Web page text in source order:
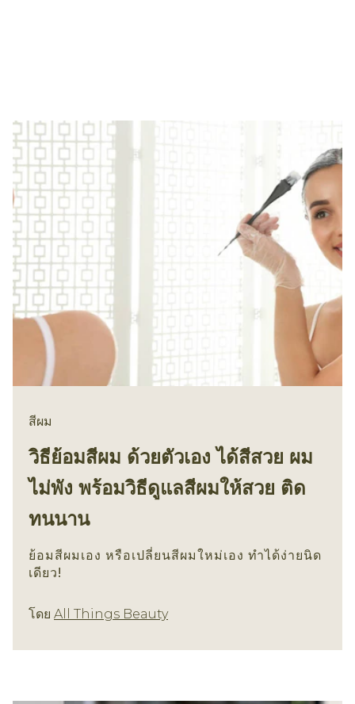
สีผม
วิธีย้อมสีผม ด้วยตัวเอง ได้สีสวย ผม
ไม่พัง พร้อมวิธีดูแลสีผมให้สวย ติด
ทนนาน
ย้อมสีผมเอง หรือเปลี่ยนสีผมใหม่เอง ทำได้ง่ายนิด
เดียว!
โดย All Things Beautyสีผม